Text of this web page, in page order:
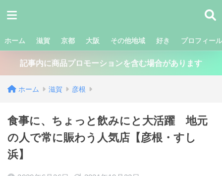
ホーム 滋賀 京都 大阪 その他地域 好き プロフィール
記事内に商品プロモーションを含む場合があります
ホーム 滋賀 彦根
食事に、ちょっと飲みにと大活躍 地元
の人で常に賑わう人気店【彦根・すし
浜】